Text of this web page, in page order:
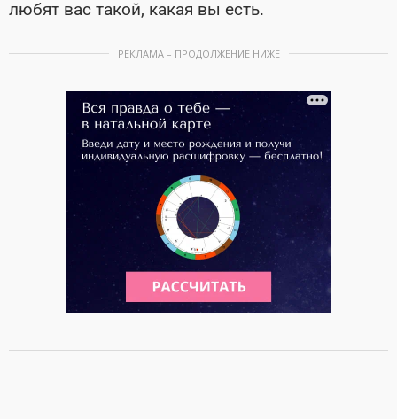
любят вас такой, какая вы есть.
РЕКЛАМА – ПРОДОЛЖЕНИЕ НИЖЕ